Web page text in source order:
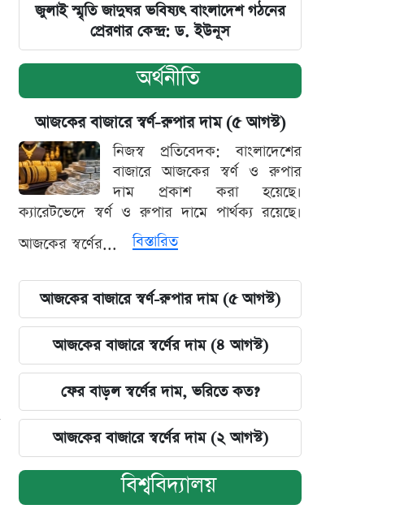
জুলাই স্মৃতি জাদুঘর ভবিষ্যৎ বাংলাদেশ গঠনের
প্রেরণার কেন্দ্র: ড. ইউনূস
অর্থনীতি
আজকের বাজারে স্বর্ণ-রুপার দাম (৫ আগস্ট)
নিজস্ব প্রতিবেদক: বাংলাদেশের
বাজারে আজকের স্বর্ণ ও রুপার
দাম প্রকাশ করা হয়েছে।
ক্যারেটভেদে স্বর্ণ ও রুপার দামে পার্থক্য রয়েছে।
আজকের স্বর্ণের...
বিস্তারিত
আজকের বাজারে স্বর্ণ-রুপার দাম (৫ আগস্ট)
আজকের বাজারে স্বর্ণের দাম (৪ আগস্ট)
ফের বাড়ল স্বর্ণের দাম, ভরিতে কত?
আজকের বাজারে স্বর্ণের দাম (২ আগস্ট)
বিশ্ববিদ্যালয়